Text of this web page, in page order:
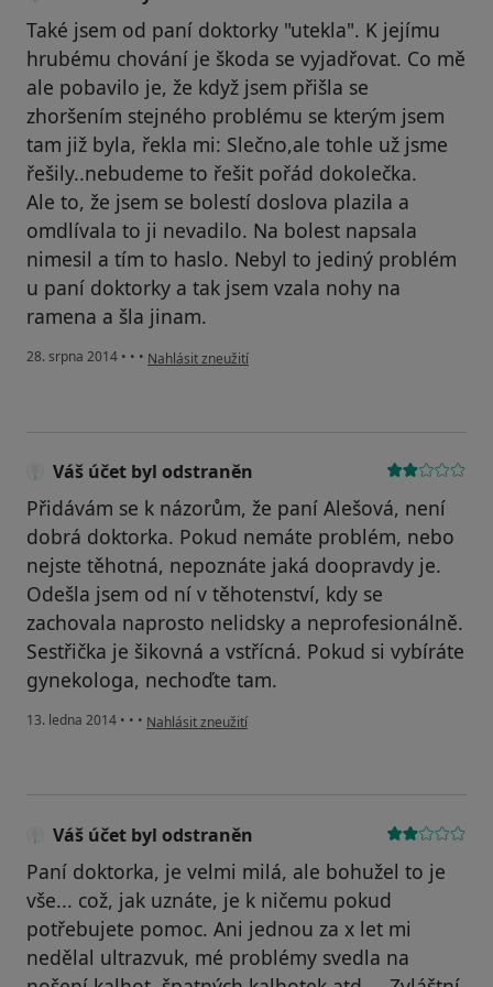
Také jsem od paní doktorky "utekla". K jejímu
hrubému chování je škoda se vyjadřovat. Co mě
ale pobavilo je, že když jsem přišla se
zhoršením stejného problému se kterým jsem
tam již byla, řekla mi: Slečno,ale tohle už jsme
řešily..nebudeme to řešit pořád dokolečka.
Ale to, že jsem se bolestí doslova plazila a
omdlívala to ji nevadilo. Na bolest napsala
nimesil a tím to haslo. Nebyl to jediný problém
u paní doktorky a tak jsem vzala nohy na
ramena a šla jinam.
28. srpna 2014 • • • podle názoru uživatele Váš účet byl odstraněn
Nahlásit zneužití
Váš účet byl odstraněn
Přidávám se k názorům, že paní Alešová, není
dobrá doktorka. Pokud nemáte problém, nebo
nejste těhotná, nepoznáte jaká doopravdy je.
Odešla jsem od ní v těhotenství, kdy se
zachovala naprosto nelidsky a neprofesionálně.
Sestřička je šikovná a vstřícná. Pokud si vybíráte
gynekologa, nechoďte tam.
13. ledna 2014 • • • podle názoru uživatele Váš účet byl odstraněn
Nahlásit zneužití
Váš účet byl odstraněn
Paní doktorka, je velmi milá, ale bohužel to je
vše... což, jak uznáte, je k ničemu pokud
potřebujete pomoc. Ani jednou za x let mi
nedělal ultrazvuk, mé problémy svedla na